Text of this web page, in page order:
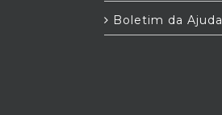
Boletim da Ajuda